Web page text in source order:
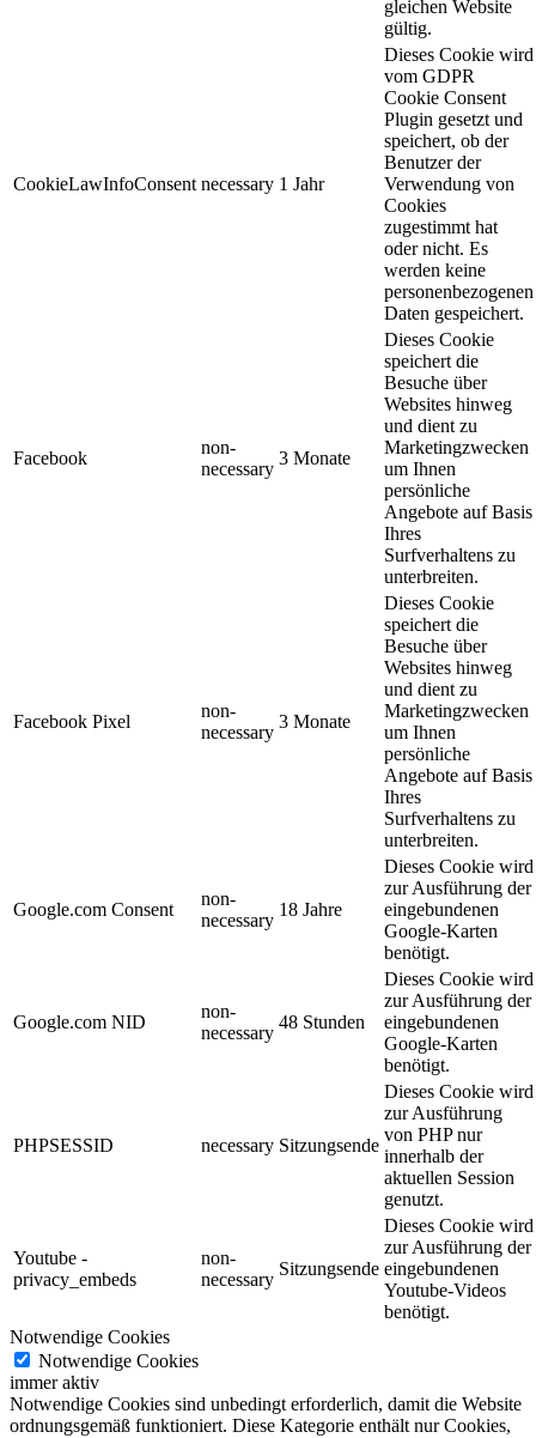
gleichen Website
gültig.
CookieLawInfoConsent necessary 1 Jahr
Dieses Cookie wird
vom GDPR
Cookie Consent
Plugin gesetzt und
speichert, ob der
Benutzer der
Verwendung von
Cookies
zugestimmt hat
oder nicht. Es
werden keine
personenbezogenen
Daten gespeichert.
Facebook
non-
necessary
3 Monate
Dieses Cookie
speichert die
Besuche über
Websites hinweg
und dient zu
Marketingzwecken
um Ihnen
persönliche
Angebote auf Basis
Ihres
Surfverhaltens zu
unterbreiten.
Facebook Pixel
non-
necessary
3 Monate
Dieses Cookie
speichert die
Besuche über
Websites hinweg
und dient zu
Marketingzwecken
um Ihnen
persönliche
Angebote auf Basis
Ihres
Surfverhaltens zu
unterbreiten.
Google.com Consent
non-
necessary
18 Jahre
Dieses Cookie wird
zur Ausführung der
eingebundenen
Google-Karten
benötigt.
Google.com NID
non-
necessary
48 Stunden
Dieses Cookie wird
zur Ausführung der
eingebundenen
Google-Karten
benötigt.
PHPSESSID necessary Sitzungsende
Dieses Cookie wird
zur Ausführung
von PHP nur
innerhalb der
aktuellen Session
genutzt.
Youtube -
privacy_embeds
non-
necessary
Sitzungsende
Dieses Cookie wird
zur Ausführung der
eingebundenen
Youtube-Videos
benötigt.
Notwendige Cookies
Notwendige Cookies
immer aktiv
Notwendige Cookies sind unbedingt erforderlich, damit die Website
ordnungsgemäß funktioniert. Diese Kategorie enthält nur Cookies,